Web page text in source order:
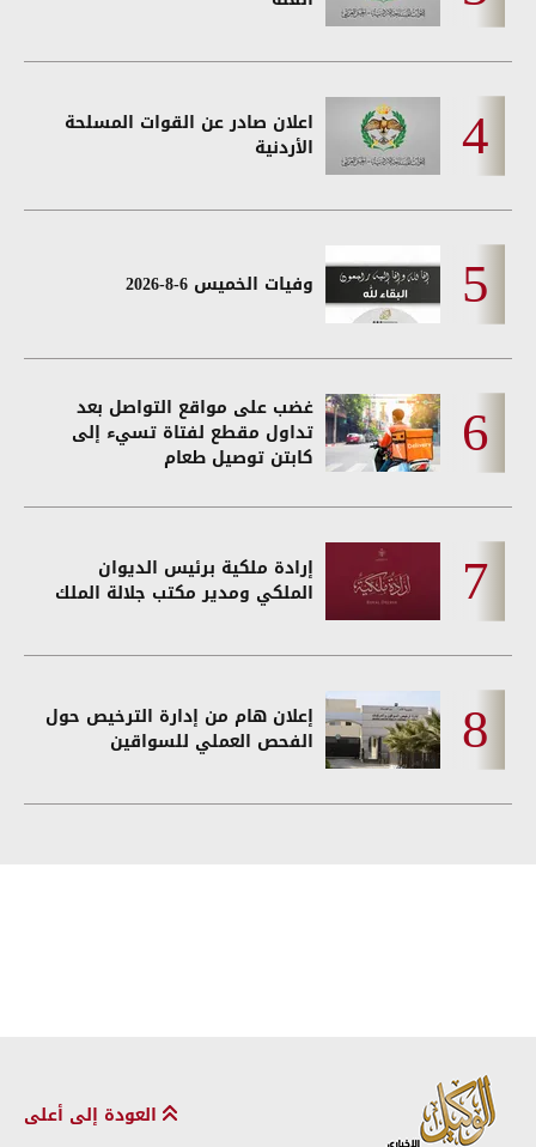
اعلان صادر عن القوات المسلحة
الأردنية
وفيات الخميس 6-8-2026
غضب على مواقع التواصل بعد
تداول مقطع لفتاة تسيء إلى
كابتن توصيل طعام
إرادة ملكية برئيس الديوان
الملكي ومدير مكتب جلالة الملك
إعلان هام من إدارة الترخيص حول
الفحص العملي للسواقين
العودة إلى أعلى